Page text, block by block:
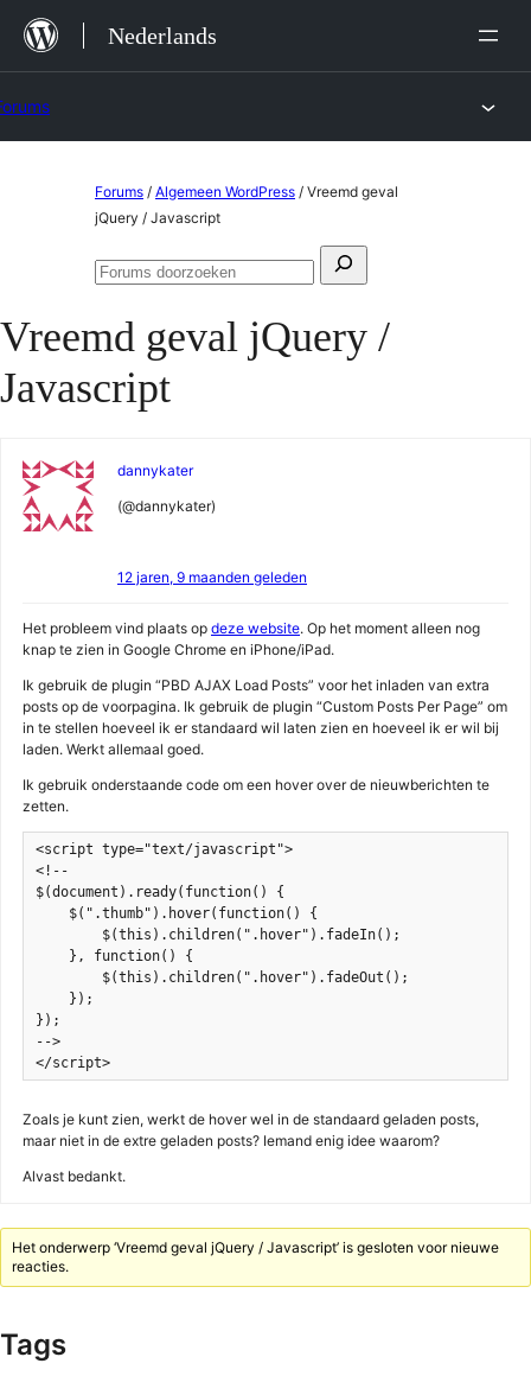
naar
Nederlands
Forums / Algemeen WordPress / Vreemd geval
jQuery / Javascript
Zoeken
Forums
Vreemd geval jQuery /
Javascript
dannykater
(@dannykater)
12 jaren, 9 maanden geleden
Het probleem vind plaats op deze website. Op het moment alleen nog
knap te zien in Google Chrome en iPhone/iPad.
Ik gebruik de plugin “PBD AJAX Load Posts” voor het inladen van extra
posts op de voorpagina. Ik gebruik de plugin “Custom Posts Per Page” om
in te stellen hoeveel ik er standaard wil laten zien en hoeveel ik er wil bij
laden. Werkt allemaal goed.
Ik gebruik onderstaande code om een hover over de nieuwberichten te
zetten.
<script type="text/javascript">
<!--
$(document).ready(function() {
    $(".thumb").hover(function() {
        $(this).children(".hover").fadeIn();
    }, function() {
        $(this).children(".hover").fadeOut();
    });
});
-->
</script>
Zoals je kunt zien, werkt de hover wel in de standaard geladen posts,
maar niet in de extre geladen posts? Iemand enig idee waarom?
Alvast bedankt.
Het onderwerp ‘Vreemd geval jQuery / Javascript’ is gesloten voor nieuwe
reacties.
Tags